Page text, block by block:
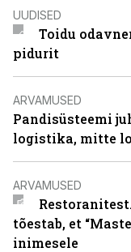
UUDISED
Toidu
pidurit
ARVAMUSED
Pandisüsteemi
logistika, mitte
ARVAMUSED
tõestab, et
inimesele